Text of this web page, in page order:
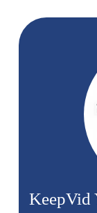
KeepVid